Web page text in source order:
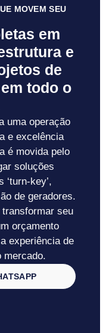
MOVEM SEU
em
e
de
todo o
uma operação
e excelência
é movida pelo
soluções
key’,
de geradores.
seu
orçamento
experiência de
mercado.